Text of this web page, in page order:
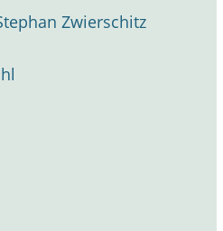
Zwierschitz